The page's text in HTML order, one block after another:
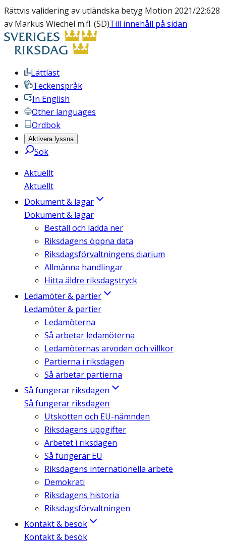
Rättvis validering av utländska betyg Motion 2021/22:628
av Markus Wiechel m.fl. (SD)Till innehåll på sidan
Lättläst
Teckenspråk
In English
Other languages
Ordbok
Aktivera lyssna
Sök
Aktuellt
Aktuellt
Dokument & lagar
Dokument & lagar
Beställ och ladda ner
Riksdagens öppna data
Riksdagsförvaltningens diarium
Allmänna handlingar
Hitta äldre riksdagstryck
Ledamöter & partier
Ledamöter & partier
Ledamöterna
Så arbetar ledamöterna
Ledamöternas arvoden och villkor
Partierna i riksdagen
Så arbetar partierna
Så fungerar riksdagen
Så fungerar riksdagen
Utskotten och EU-nämnden
Riksdagens uppgifter
Arbetet i riksdagen
Så fungerar EU
Riksdagens internationella arbete
Demokrati
Riksdagens historia
Riksdagsförvaltningen
Kontakt & besök
Kontakt & besök